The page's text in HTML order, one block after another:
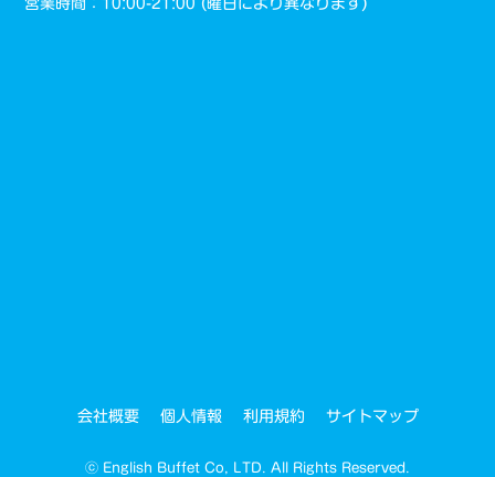
会社概要 個人情報 利用規約 サイトマップ
ⓒ English Buffet Co, LTD. All Rights Reserved.